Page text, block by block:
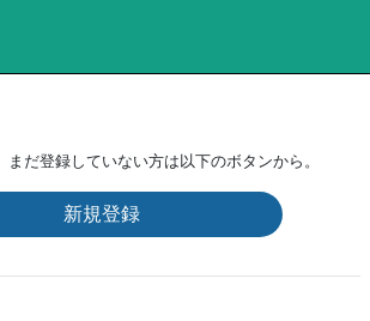
まだ登録していない方は以下のボタンから。
新規登録